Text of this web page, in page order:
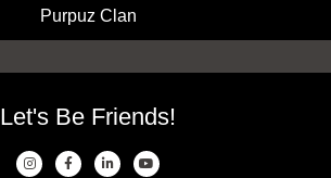
Purpuz Clan
Let's Be Friends!